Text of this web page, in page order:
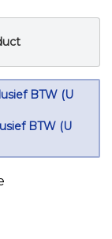
BTW (U
BTW (U